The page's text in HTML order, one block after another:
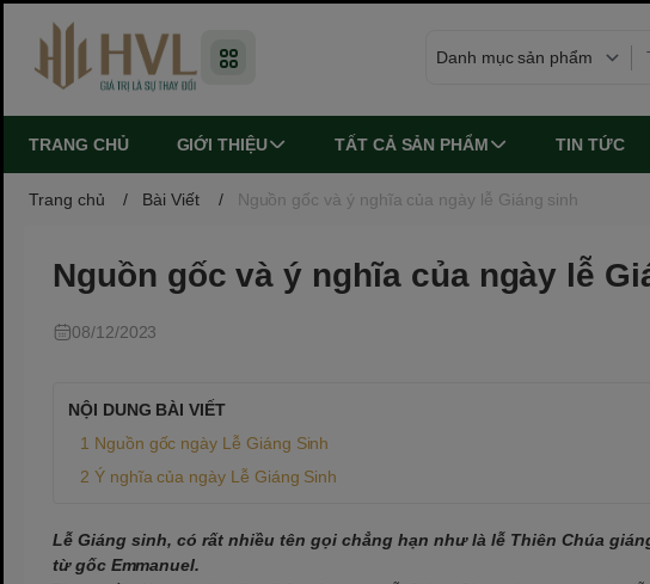
TRANG CHỦ GIỚI THIỆU TẤT CẢ SẢN PHẨM TIN TỨC
Trang chủ / Bài Viết / Nguồn gốc và ý nghĩa của ngày lễ Giáng sinh
Nguồn gốc và ý nghĩa của ngày lễ
08/12/2023
NỘI DUNG BÀI VIẾT
Nguồn gốc ngày Lễ Giáng Sinh
Ý nghĩa của ngày Lễ Giáng Sinh
Lễ Giáng sinh, có rất nhiều tên gọi chẳng hạn như là lễ Thiên Chúa
từ gốc Emmanuel.